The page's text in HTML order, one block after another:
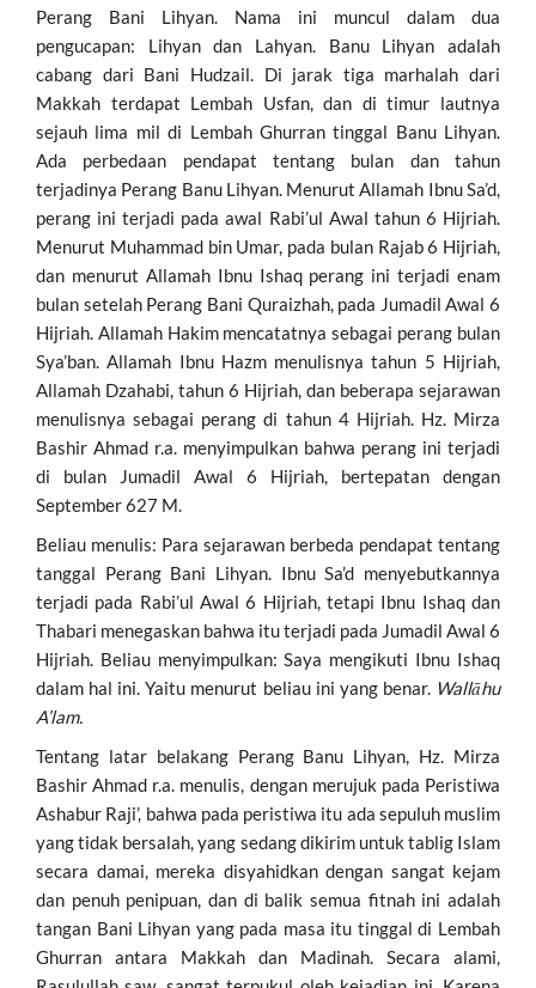
Perang Bani Lihyan. Nama ini muncul dalam dua
pengucapan: Lihyan dan Lahyan. Banu Lihyan adalah
cabang dari Bani Hudzail. Di jarak tiga marhalah dari
Makkah terdapat Lembah Usfan, dan di timur lautnya
sejauh lima mil di Lembah Ghurran tinggal Banu Lihyan.
Ada perbedaan pendapat tentang bulan dan tahun
terjadinya Perang Banu Lihyan. Menurut Allamah Ibnu Sa’d,
perang ini terjadi pada awal Rabi’ul Awal tahun 6 Hijriah.
Menurut Muhammad bin Umar, pada bulan Rajab 6 Hijriah,
dan menurut Allamah Ibnu Ishaq perang ini terjadi enam
bulan setelah Perang Bani Quraizhah, pada Jumadil Awal 6
Hijriah. Allamah Hakim mencatatnya sebagai perang bulan
Sya’ban. Allamah Ibnu Hazm menulisnya tahun 5 Hijriah,
Allamah Dzahabi, tahun 6 Hijriah, dan beberapa sejarawan
menulisnya sebagai perang di tahun 4 Hijriah. Hz. Mirza
Bashir Ahmad r.a. menyimpulkan bahwa perang ini terjadi
di bulan Jumadil Awal 6 Hijriah, bertepatan dengan
September 627 M.
Beliau menulis: Para sejarawan berbeda pendapat tentang
tanggal Perang Bani Lihyan. Ibnu Sa’d menyebutkannya
terjadi pada Rabi’ul Awal 6 Hijriah, tetapi Ibnu Ishaq dan
Thabari menegaskan bahwa itu terjadi pada Jumadil Awal 6
Hijriah. Beliau menyimpulkan: Saya mengikuti Ibnu Ishaq
dalam hal ini. Yaitu menurut beliau ini yang benar. Wallāhu
A’lam.
Tentang latar belakang Perang Banu Lihyan, Hz. Mirza
Bashir Ahmad r.a. menulis, dengan merujuk pada Peristiwa
Ashabur Raji’, bahwa pada peristiwa itu ada sepuluh muslim
yang tidak bersalah, yang sedang dikirim untuk tablig Islam
secara damai, mereka disyahidkan dengan sangat kejam
dan penuh penipuan, dan di balik semua fitnah ini adalah
tangan Bani Lihyan yang pada masa itu tinggal di Lembah
Ghurran antara Makkah dan Madinah. Secara alami,